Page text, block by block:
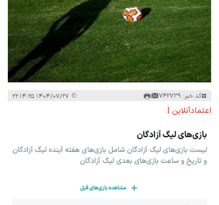
کد خبر: 742739
اعتمادآنلاین |